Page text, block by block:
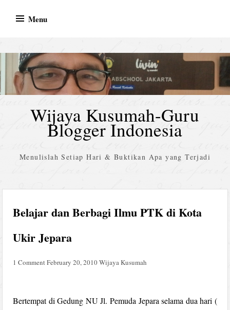
Menu
Wijaya Kusumah-Guru
Blogger Indonesia
Menulislah Setiap Hari & Buktikan Apa yang Terjadi
Belajar dan Berbagi Ilmu PTK di Kota
Ukir Jepara
1 Comment February 20, 2010Wijaya Kusumah
Bertempat di Gedung NU Jl. Pemuda Jepara selama dua hari (